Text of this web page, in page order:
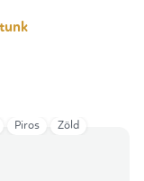
Piros Zöld